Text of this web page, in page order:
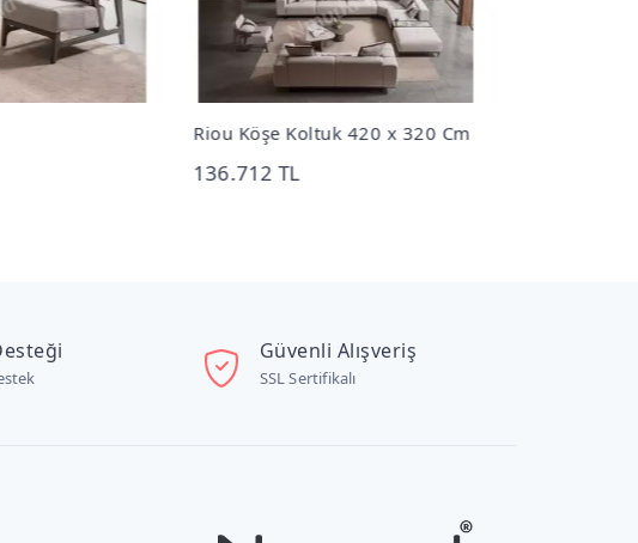
Riou Köşe Koltuk 420 x 320 Cm
136.712 TL
Güvenli Alışveriş
SSL Sertifikalı